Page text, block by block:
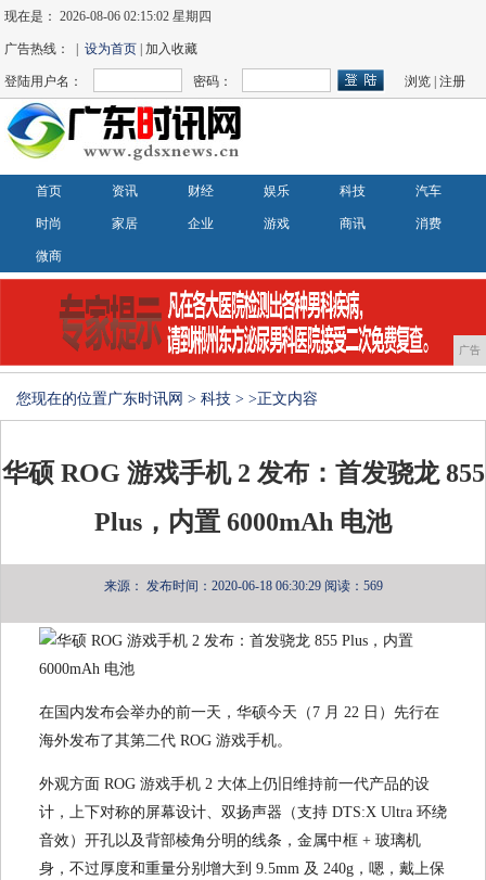
现在是：2026-08-06 02:15:02 星期四
广告热线： |设为首页 | 加入收藏
登陆用户名： 密码： 浏览 |注册
首页 资讯 财经 娱乐 科技 汽车
时尚 家居 企业 游戏 商讯 消费
微商
广告
您现在的位置广东时讯网 > 科技 > >正文内容
华硕 ROG 游戏手机 2 发布：首发骁龙 855
Plus，内置 6000mAh 电池
来源： 发布时间：2020-06-18 06:30:29 阅读：569
在国内发布会举办的前一天，华硕今天（7 月 22 日）先行在
海外发布了其第二代 ROG 游戏手机。
外观方面 ROG 游戏手机 2 大体上仍旧维持前一代产品的设
计，上下对称的屏幕设计、双扬声器（支持 DTS:X Ultra 环绕
音效）开孔以及背部棱角分明的线条，金属中框 + 玻璃机
身，不过厚度和重量分别增大到 9.5mm 及 240g，嗯，戴上保